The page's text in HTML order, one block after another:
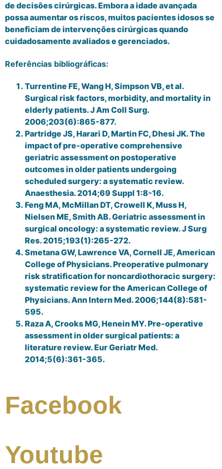
de decisões cirúrgicas. Embora a idade avançada
possa aumentar os riscos, muitos pacientes idosos se
beneficiam de intervenções cirúrgicas quando
cuidadosamente avaliados e gerenciados.
Referências bibliográficas:
Turrentine FE, Wang H, Simpson VB, et al.
Surgical risk factors, morbidity, and mortality in
elderly patients. J Am Coll Surg.
2006;203(6):865-877.
Partridge JS, Harari D, Martin FC, Dhesi JK. The
impact of pre-operative comprehensive
geriatric assessment on postoperative
outcomes in older patients undergoing
scheduled surgery: a systematic review.
Anaesthesia. 2014;69 Suppl 1:8-16.
Feng MA, McMillan DT, Crowell K, Muss H,
Nielsen ME, Smith AB. Geriatric assessment in
surgical oncology: a systematic review. J Surg
Res. 2015;193(1):265-272.
Smetana GW, Lawrence VA, Cornell JE, American
College of Physicians. Preoperative pulmonary
risk stratification for noncardiothoracic surgery:
systematic review for the American College of
Physicians. Ann Intern Med. 2006;144(8):581-
595.
Raza A, Crooks MG, Henein MY. Pre-operative
assessment in older surgical patients: a
literature review. Eur Geriatr Med.
2014;5(6):361-365.
Facebook
Youtube